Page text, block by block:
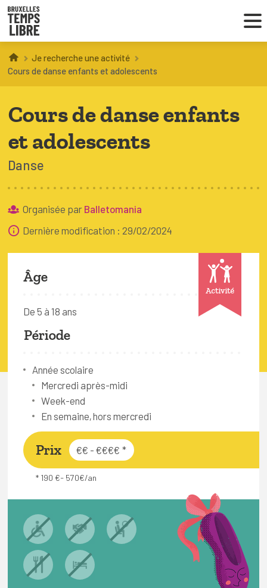
Infos parents
Coordinations ATL
Je recherche une activité
Cours de danse enfants et adolescents
Cours de danse enfants
et adolescents
Danse
Organisée par Balletomania
Dernière modification : 29/02/2024
Activité
Âge
De 5 à 18 ans
Période
Année scolaire
Mercredi après-midi
Week-end
En semaine, hors mercredi
Prix €€ - €€€€ *
* 190 €- 570€/an